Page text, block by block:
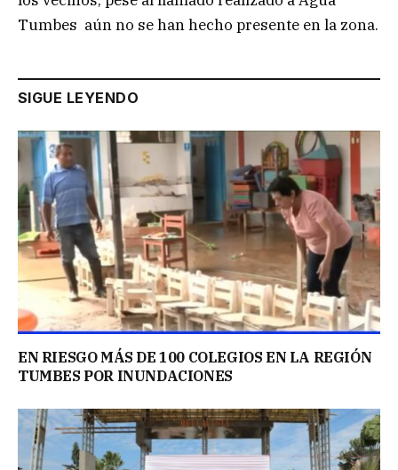
Tumbes aún no se han hecho presente en la zona.
SIGUE LEYENDO
EN RIESGO MÁS DE 100 COLEGIOS EN LA REGIÓN
TUMBES POR INUNDACIONES